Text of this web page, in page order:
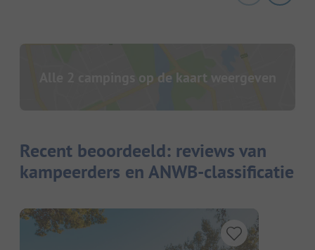
Alle 2 campings op de kaart weergeven
Recent beoordeeld: reviews van
kampeerders en ANWB-classificatie